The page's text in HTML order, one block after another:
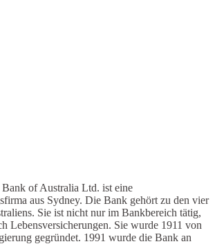
of Australia Ltd. ist eine
aus Sydney. Die Bank gehört zu den vier
Sie ist nicht nur im Bankbereich tätig,
Lebensversicherungen. Sie wurde 1911 von
gegründet. 1991 wurde die Bank an